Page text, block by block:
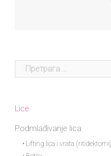
Lice
Podmlađivanje lica
• Lifting lica i vrata